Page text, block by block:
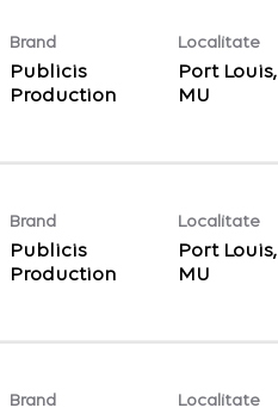
Brand
Publicis
Production
Localitate
Port Louis,
Brand
Publicis
Production
Localitate
Port Louis,
Brand Localitate